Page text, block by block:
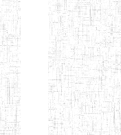
normal